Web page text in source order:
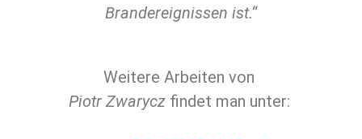
Brandereignissen ist.“
Weitere Arbeiten von
Piotr Zwaryczfindet man unter: